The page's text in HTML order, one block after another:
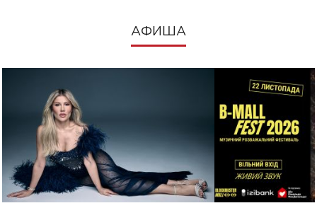
АФИША